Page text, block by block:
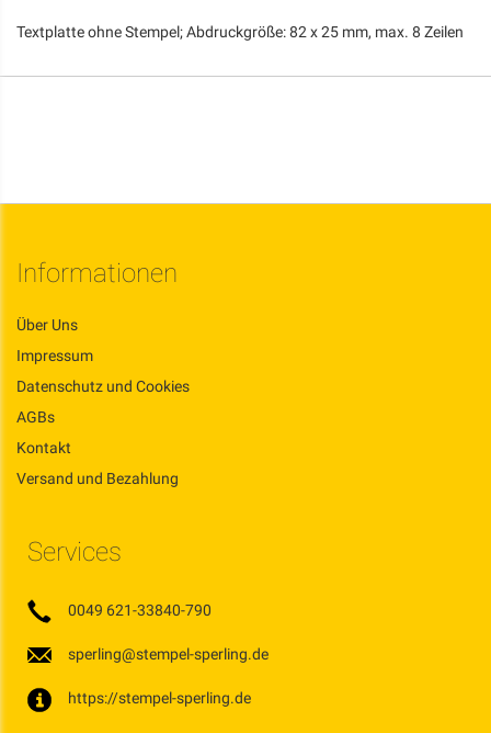
Textplatte ohne Stempel; Abdruckgröße: 82 x 25 mm, max. 8 Zeilen
Informationen
Über Uns
Impressum
Datenschutz und Cookies
AGBs
Kontakt
Versand und Bezahlung
Services
0049 621-33840-790
sperling@stempel-sperling.de
https://stempel-sperling.de